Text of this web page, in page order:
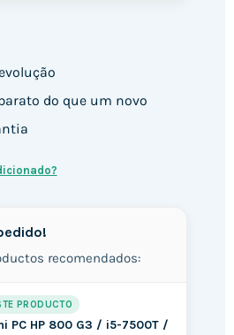
do que um novo
recomendados:
PRODUCTO
PC HP 800 G3 / i5-7500T /